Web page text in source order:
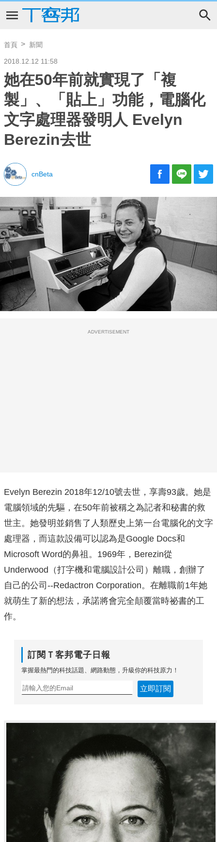
首頁 新聞
2018.12.12 11:58
她在50年前就實現了「複
製」、「貼上」功能，電腦化
文字處理器發明人 Evelyn
Berezin去世
cnBeta
ADVERTISEMENT
Evelyn Berezin 2018年12/10號去世，享壽93歲。她是
電腦領域的先驅，在50年前被稱之為記者和秘書的救
世主。她發明並銷售了人類歷史上第一台電腦化的文字
處理器，而這款設備可以認為是Google Docs和
Microsoft Word的鼻祖。1969年，Berezin從
Underwood（打字機和電腦設計公司）離職，創辦了
自己的公司--Redactron Corporation。在離職前1年她
就萌生了新的想法，承諾將會完全顛覆當時祕書的工
作。
訂閱Ｔ客邦電子日報
掌握最熱門的科技話題、網路動態，升級你的科技原力！
立即訂閱